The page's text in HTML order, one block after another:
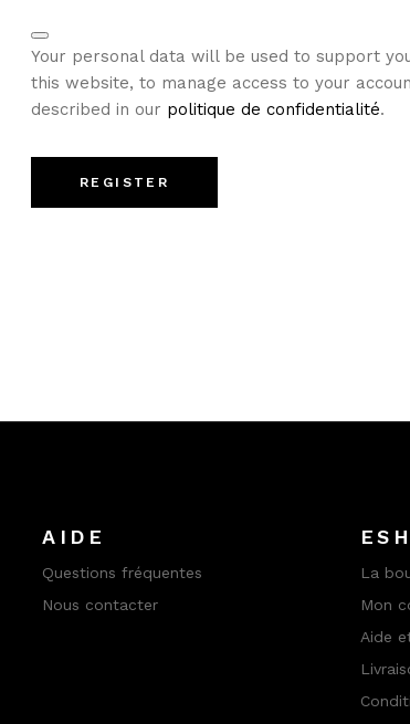
Your personal data will be used to support
this website, to manage access to your
described in our politique de confidentialité.
REGISTER
AIDE
Questions fréquentes
Nous contacter
La
Mon
Aide